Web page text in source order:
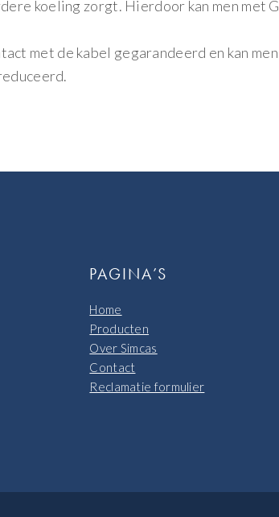
koeling zorgt. Hierdoor kan men met
met de kabel gegarandeerd en kan
PAGINA’S
Home
Producten
Over Simcas
Contact
Reclamatie formulier